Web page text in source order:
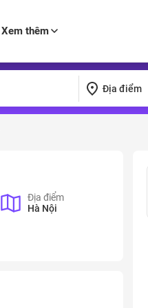
Xem thêm
Địa điểm
Địa điểm
Hà Nội